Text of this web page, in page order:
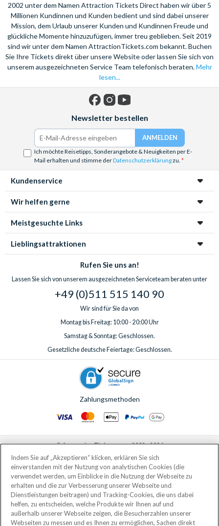
2002 unter dem Namen Attraction Tickets Direct haben wir über 5
Millionen Kundinnen und Kunden bedient und sind dabei unserer
Mission, dem Urlaub unserer Kunden und Kundinnen Freude und
glückliche Momente hinzuzufügen, immer treu geblieben. Seit 2019
sind wir unter dem Namen AttractionTickets.com bekannt. Buchen
Sie Ihre Tickets direkt über unsere Website oder lassen Sie sich von
unserem ausgezeichneten Service Team telefonisch beraten.Mehr
lesen...
Newsletter bestellen
Ich möchte Reisetipps, Sonderangebote & Neuigkeiten per E-
Mail erhalten und stimme derDatenschutzerklärungzu.
Kundenservice
Wir helfen gerne
Meistgesuchte Links
Lieblingsattraktionen
Rufen Sie uns an!
Lassen Sie sich von unserem ausgezeichneten Serviceteam beraten unter
+49 (0)511 515 140 90
Wir sind für Sie da von
Montag bis Freitag: 10:00 - 20:00 Uhr
Samstag & Sonntag: Geschlossen.
Gesetzliche deutsche Feiertage: Geschlossen.
Zahlungsmethoden
© AttractionTickets.com 2002 - 2026
Eingetragener Firmensitz: 2nd Floor Nucleus House, 2 Lower Mortlake Road,
Richmond, United Kingdom, TW9 2JA.
AttractionTickets.com is a trading name of Attraction Tickets LTD, who are
the owners of UK Trademark Registration Nos. 3427114 and 3427117.
Registered in England with registered number 4390984 and VAT Number
795922965.
Indem Sie auf „Akzeptieren“ klicken, erklären Sie sich
einverstanden mit der Nutzung von analytischen Cookies (die
verwendet werden, um Einblicke in die Nutzung der Webseite zu
erhalten und die zur Verbesserung unserer Webseite und
Dienstleistungen beitragen) und Tracking-Cookies, die uns dabei
helfen, zu entscheiden, welche Produkte wir Ihnen auf und
außerhalb unserer Webseite zeigen, die Besucherzahlen unserer
Webseiten zu messen und es Ihnen zu ermöglichen, Sachen direkt